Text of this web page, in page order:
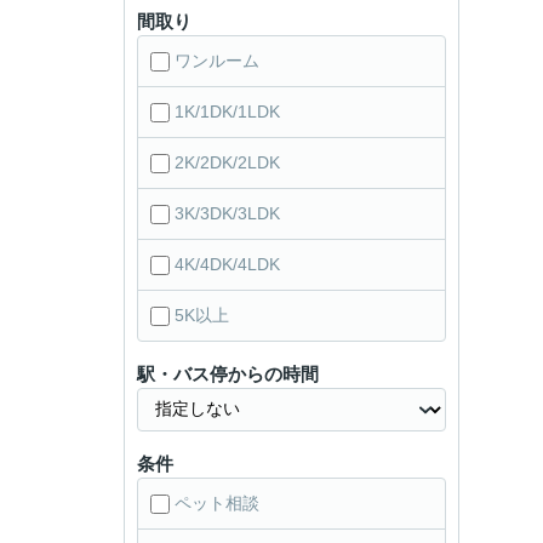
間取り
ワンルーム
1K/1DK/1LDK
2K/2DK/2LDK
3K/3DK/3LDK
4K/4DK/4LDK
5K以上
駅・バス停からの時間
条件
ペット相談